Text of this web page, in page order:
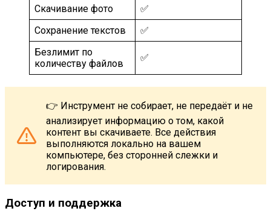
Скачивание фото
✅
Сохранение текстов
✅
Безлимит по
количеству файлов
✅
👉 Инструмент не собирает, не передаёт и не
анализирует информацию о том, какой
контент вы скачиваете. Все действия
выполняются локально на вашем
компьютере, без сторонней слежки и
логирования.
Доступ и поддержка